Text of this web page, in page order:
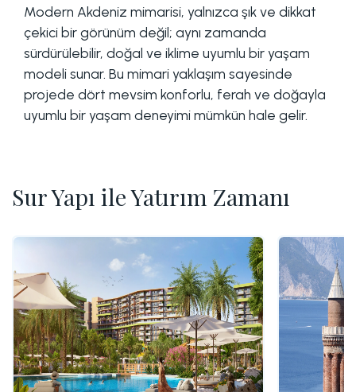
Modern Akdeniz mimarisi, yalnızca şık ve dikkat
çekici bir görünüm değil; aynı zamanda
sürdürülebilir, doğal ve iklime uyumlu bir yaşam
modeli sunar. Bu mimari yaklaşım sayesinde
projede dört mevsim konforlu, ferah ve doğayla
uyumlu bir yaşam deneyimi mümkün hale gelir.
Sur Yapı ile Yatırım Zamanı